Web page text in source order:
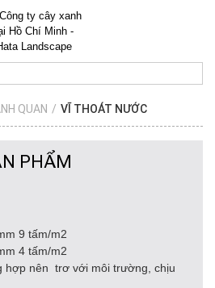
QUAN / VĨ THOÁT NƯỚC
PHẨM
9 tấm/m2
4 tấm/m2
hợp nên trơ với môi trường, chịu